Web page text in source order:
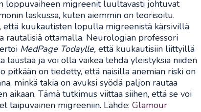
loppuvaiheen migreenit luultavasti johtuvat
laskussa, kuten aiemmin on teorisoitu.
että kuukautisten lopulla migreenistä kärsivillä
rautalisiä ottamalla. Neurologian professori
MedPage Todaylle, että kuukautisiin liittyillä
taustaa ja voi olla vaikea tehdä yleistyksiä niiden
pitkään on tiedetty, että naisilla anemian riski on
minkä takia on avuksi syödä paljon rautaa
aikaan. Tämä tutkimus viittaa siihen, että se voi
taipuvainen migreeniin. Lähde: Glamour